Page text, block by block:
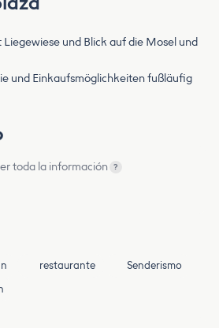
und Blick auf die Mosel und
und Einkaufsmöglichkeiten fußläufig
toda la información ?
restaurante
Senderismo